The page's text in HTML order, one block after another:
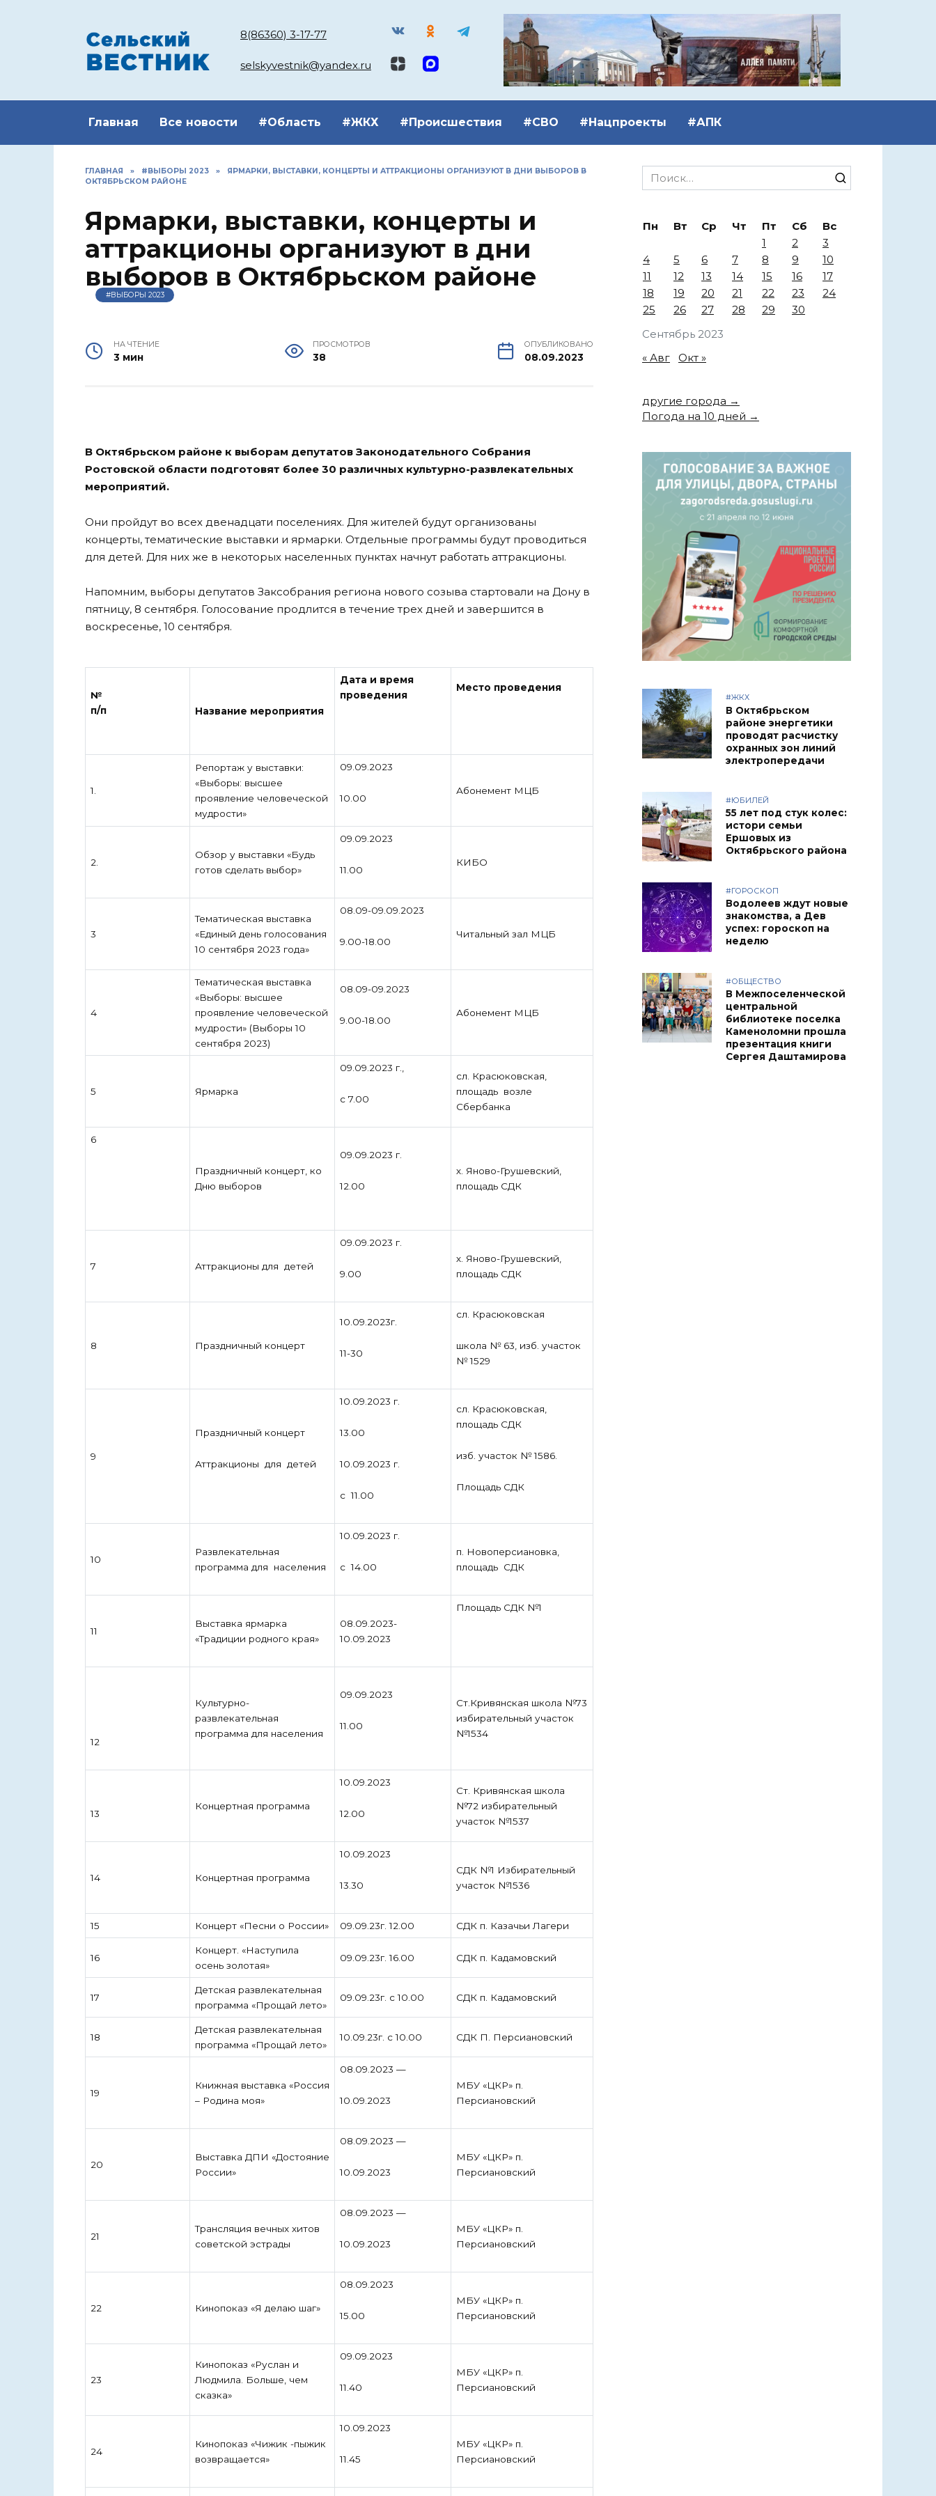
8(86360) 3-17-77
selskyvestnik@yandex.ru
Главная Все новости #Область #ЖКХ #Происшествия #СВО #Нацпроекты #АПК
ГЛАВНАЯ » #ВЫБОРЫ 2023 »
ЯРМАРКИ, ВЫСТАВКИ, КОНЦЕРТЫ И АТТРАКЦИОНЫ ОРГАНИЗУЮТ В ДНИ ВЫБОРОВ В
ОКТЯБРЬСКОМ РАЙОНЕ
Ярмарки, выставки, концерты и
аттракционы организуют в дни
выборов в Октябрьском районе
#ВЫБОРЫ 2023
НА ЧТЕНИЕ
3 мин
ПРОСМОТРОВ
38
ОПУБЛИКОВАНО
08.09.2023
В Октябрьском районе к выборам депутатов Законодательного Собрания
Ростовской области подготовят более 30 различных культурно-развлекательных
мероприятий.
Они пройдут во всех двенадцати поселениях. Для жителей будут организованы
концерты, тематические выставки и ярмарки. Отдельные программы будут проводиться
для детей. Для них же в некоторых населенных пунктах начнут работать аттракционы.
Напомним, выборы депутатов Заксобрания региона нового созыва стартовали на Дону в
пятницу, 8 сентября. Голосование продлится в течение трех дней и завершится в
воскресенье, 10 сентября.
№
п/п
Название мероприятия
Дата и время
проведения
Место проведения
1.
Репортаж у выставки:
«Выборы: высшее
проявление человеческой
мудрости»
09.09.2023
10.00
Абонемент МЦБ
2.
Обзор у выставки «Будь
готов сделать выбор»
09.09.2023
11.00
КИБО
3
Тематическая выставка
«Единый день голосования
10 сентября 2023 года»
08.09-09.09.2023
9.00-18.00
Читальный зал МЦБ
4
Тематическая выставка
«Выборы: высшее
проявление человеческой
мудрости» (Выборы 10
сентября 2023)
08.09-09.2023
9.00-18.00
Абонемент МЦБ
5 Ярмарка
09.09.2023 г.,
с 7.00
сл. Красюковская,
площадь возле
Сбербанка
6
Праздничный концерт, ко
Дню выборов
09.09.2023 г.
12.00
х. Яново-Грушевский,
площадь СДК
7 Аттракционы для детей
09.09.2023 г.
9.00
х. Яново-Грушевский,
площадь СДК
8 Праздничный концерт
10.09.2023г.
11-30
сл. Красюковская
школа № 63, изб. участок
№ 1529
9
Праздничный концерт
Аттракционы для детей
10.09.2023 г.
13.00
10.09.2023 г.
с 11.00
сл. Красюковская,
площадь СДК
изб. участок № 1586.
Площадь СДК
10
Развлекательная
программа для населения
10.09.2023 г.
с 14.00
п. Новоперсиановка,
площадь СДК
11
Выставка ярмарка
«Традиции родного края»
08.09.2023-
10.09.2023
Площадь СДК №1
12
Культурно-
развлекательная
программа для населения
09.09.2023
11.00
Ст.Кривянская школа №73
избирательный участок
№1534
13
Концертная программа
10.09.2023
12.00
Ст. Кривянская школа
№72 избирательный
участок №1537
14 Концертная программа
10.09.2023
13.30
СДК №1 Избирательный
участок №1536
15 Концерт «Песни о России» 09.09.23г. 12.00 СДК п. Казачьи Лагери
16
Концерт. «Наступила
осень золотая»
09.09.23г. 16.00 СДК п. Кадамовский
17
Детская развлекательная
программа «Прощай лето»
09.09.23г. с 10.00 СДК п. Кадамовский
18
Детская развлекательная
программа «Прощай лето»
10.09.23г. с 10.00 СДК П. Персиановский
19
Книжная выставка «Россия
– Родина моя»
08.09.2023 —
10.09.2023
МБУ «ЦКР» п.
Персиановский
20
Выставка ДПИ «Достояние
России»
08.09.2023 —
10.09.2023
МБУ «ЦКР» п.
Персиановский
21
Трансляция вечных хитов
советской эстрады
08.09.2023 —
10.09.2023
МБУ «ЦКР» п.
Персиановский
22 Кинопоказ «Я делаю шаг»
08.09.2023
15.00
МБУ «ЦКР» п.
Персиановский
23
Кинопоказ «Руслан и
Людмила. Больше, чем
сказка»
09.09.2023
11.40
МБУ «ЦКР» п.
Персиановский
24
Кинопоказ «Чижик -пыжик
возвращается»
10.09.2023
11.45
МБУ «ЦКР» п.
Персиановский
Search
for:
Сентябрь 2023
Пн Вт Ср Чт Пт Сб
Вс
1
2
3
4
5 6 7 8 9
10
11
12 13 14 15 16
17
18
19 20 21 22 23
24
25
26 27 28 29 30
« Авг Окт »
другие города →
Погода на 10 дней →
#ЖКХ
В Октябрьском
районе энергетики
проводят расчистку
охранных зон линий
электропередачи
#ЮБИЛЕЙ
55 лет под стук колес:
истори семьи
Ершовых из
Октябрьского района
#ГОРОСКОП
Водолеев ждут новые
знакомства, а Дев
успех: гороскоп на
неделю
#ОБЩЕСТВО
В Межпоселенческой
центральной
библиотеке поселка
Каменоломни прошла
презентация книги
Сергея Даштамирова